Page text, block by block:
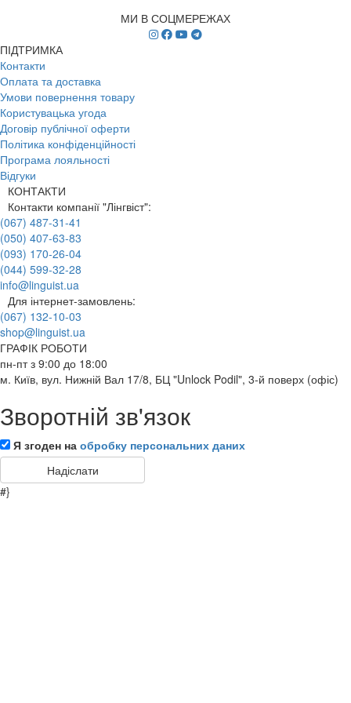
МИ В СОЦМЕРЕЖАХ
ПІДТРИМКА
Контакти
Оплата та доставка
Умови повернення товару
Користувацька угода
Договір публічної оферти
Політика конфіденційності
Програма лояльності
Відгуки
КОНТАКТИ
Контакти компанії "Лінгвіст":
(067) 487-31-41
(050) 407-63-83
(093) 170-26-04
(044) 599-32-28
info@linguist.ua
Для інтернет-замовлень:
(067) 132-10-03
shop@linguist.ua
ГРАФІК РОБОТИ
пн-пт з 9:00 до 18:00
м. Київ, вул. Нижній Вал 17/8, БЦ "Unlock Podil", 3-й поверх (офіс)
Зворотній зв'язок
Я згоден на обробку персональних даних
#}